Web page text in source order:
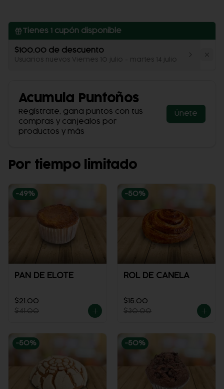
Tienes 1 cupón disponible
$100.00 de descuento
Usuarios nuevos Viernes 10 julio - martes 14 julio
Acumula Puntoños
Regístrate, gana puntos con tus
compras y canjealos por
productos y más
Únete
Por tiempo limitado
-49%
PAN DE ELOTE
$21.00
$41.00
-50%
ROL DE CANELA
$15.00
$30.00
-50% -50%